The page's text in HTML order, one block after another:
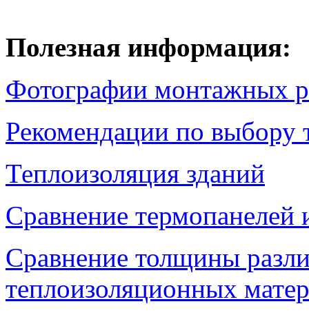
Полезная информация:
Фотографии монтажных
Рекомендации по
Теплоизоляция зданий
Сравнение
Сравнение толщины
теплоизоляционных